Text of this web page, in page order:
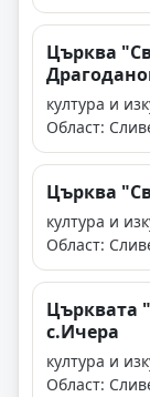
Църква
култура и
Област:
Църква
култура и
Област:
Църквата
с.Ичера
култура и
Област: